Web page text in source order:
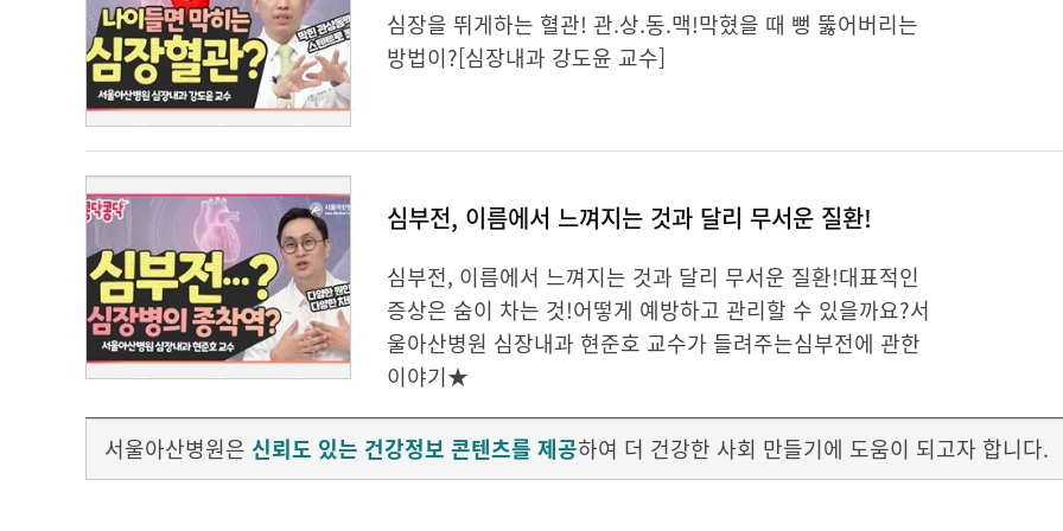
심장을 뛰게하는 혈관! 관.상.동.맥!막혔을 때 뻥 뚫어버리는
방법이?[심장내과 강도윤 교수]
심부전, 이름에서 느껴지는 것과 달리 무서운 질환!
심부전, 이름에서 느껴지는 것과 달리 무서운 질환!대표적인
증상은 숨이 차는 것!어떻게 예방하고 관리할 수 있을까요?서
울아산병원 심장내과 현준호 교수가 들려주는심부전에 관한
이야기★
서울아산병원은 신뢰도 있는 건강정보 콘텐츠를 제공하여 더 건강한 사회 만들기에 도움이 되고자 합니다.